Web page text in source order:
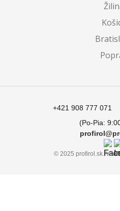
© 2025 profirol.sk.
+421 908 777 071
(Po-Pia: